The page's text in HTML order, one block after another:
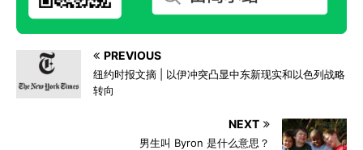
PREVIOUS
纽约时报文摘 | 以伊冲突凸显中东新现实和以色列战略
转向
NEXT
男生叫 Byron 是什么意思？